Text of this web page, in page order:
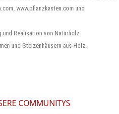
www.pflanzkasten.com und
und Realisation von Naturholz
und Stelzenhäusern aus Holz.
COMMUNITYS